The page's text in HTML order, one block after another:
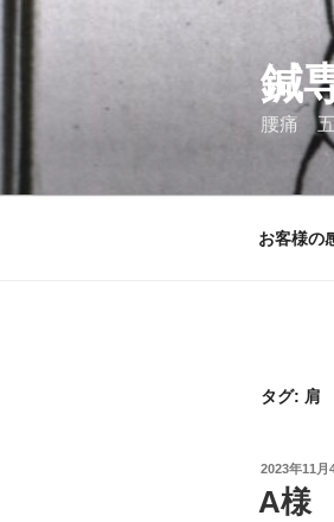
鍼
腰痛
お客様の
タグ: 肩
投
日:
2023年11月
A様